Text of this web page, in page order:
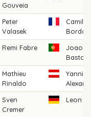
Gouveia
Peter
Valasek
Camille
Remi Fabre
Joao
Basto
Mathieu
Rinaldo
Yannik
Sven
Cremer
Leon